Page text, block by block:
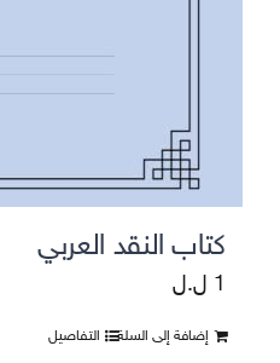
كتاب النقد العربي
1 ل.ل
إضافة إلى السلة التفاصيل